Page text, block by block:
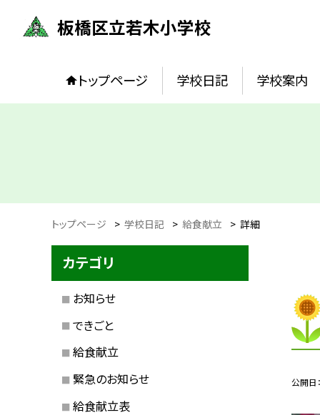
板橋区立若木小学校
トップページ 学校日記 学校案内
トップページ > 学校日記 > 給食献立 > 詳細
公開日
カテゴリ
お知らせ
できごと
給食献立
緊急のお知らせ
給食献立表